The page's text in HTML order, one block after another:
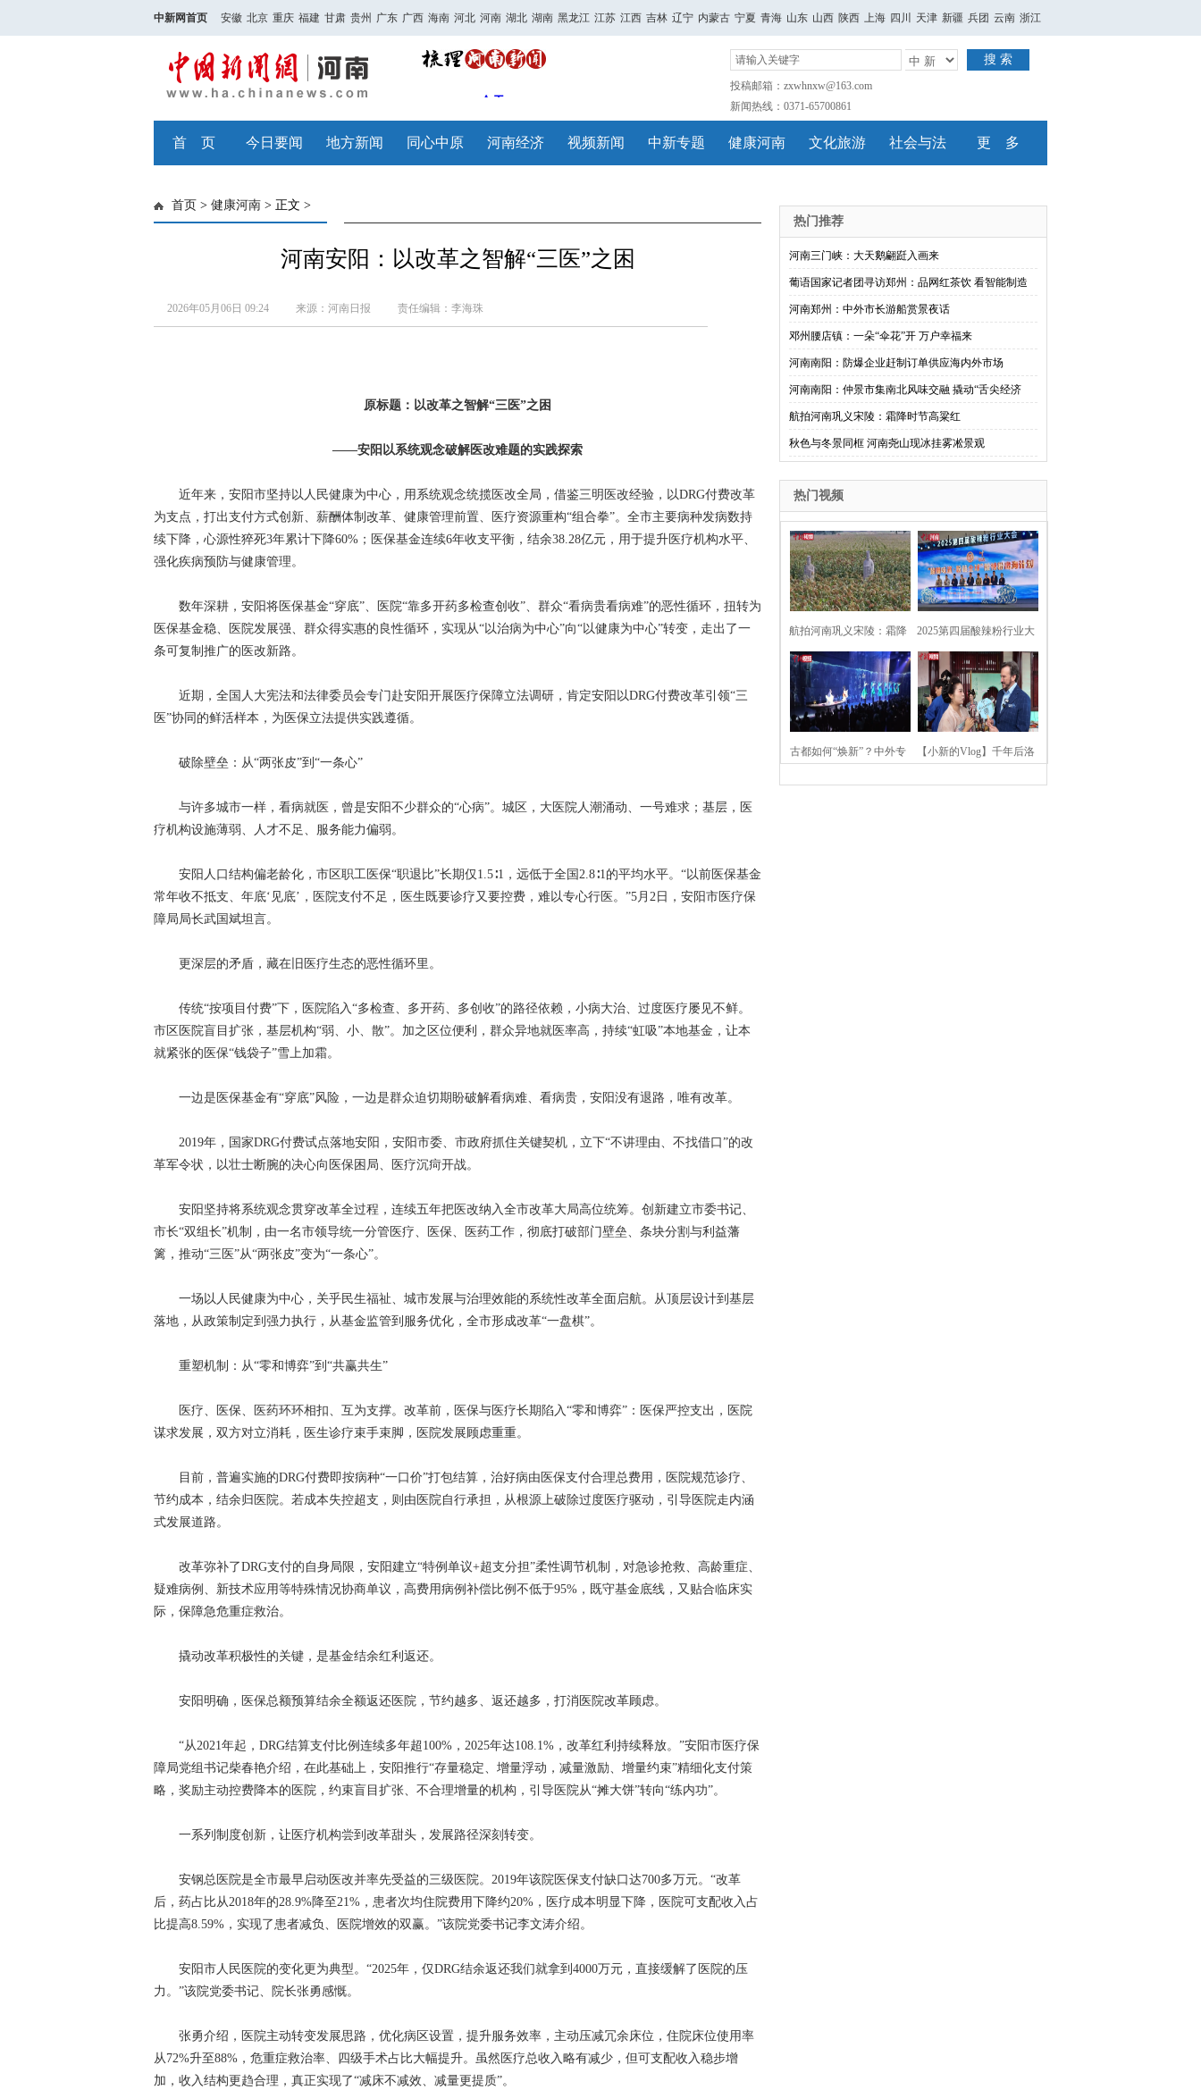
中新网首页 安徽 北京 重庆 福建 甘肃 贵州 广东 广西 海南 河北 河南 湖北 湖南 黑龙江 江苏 江西 吉林 辽宁 内蒙古 宁夏 青海 山东 山西 陕西 上海 四川 天津 新疆 兵团 云南 浙江
搜 索
投稿邮箱：zxwhnxw@163.com
新闻热线：0371-65700861
首 页 今日要闻 地方新闻 同心中原 河南经济 视频新闻 中新专题 健康河南 文化旅游 社会与法 更 多
首页 > 健康河南 > 正文 >
河南安阳：以改革之智解“三医”之困
2026年05月06日 09:24 来源：河南日报 责任编辑：李海珠
原标题：以改革之智解“三医”之困
——安阳以系统观念破解医改难题的实践探索
近年来，安阳市坚持以人民健康为中心，用系统观念统揽医改全局，借鉴三明医改经验，以DRG付费改革
为支点，打出支付方式创新、薪酬体制改革、健康管理前置、医疗资源重构“组合拳”。全市主要病种发病数持
续下降，心源性猝死3年累计下降60%；医保基金连续6年收支平衡，结余38.28亿元，用于提升医疗机构水平、
强化疾病预防与健康管理。
数年深耕，安阳将医保基金“穿底”、医院“靠多开药多检查创收”、群众“看病贵看病难”的恶性循环，扭转为
医保基金稳、医院发展强、群众得实惠的良性循环，实现从“以治病为中心”向“以健康为中心”转变，走出了一
条可复制推广的医改新路。
近期，全国人大宪法和法律委员会专门赴安阳开展医疗保障立法调研，肯定安阳以DRG付费改革引领“三
医”协同的鲜活样本，为医保立法提供实践遵循。
破除壁垒：从“两张皮”到“一条心”
与许多城市一样，看病就医，曾是安阳不少群众的“心病”。城区，大医院人潮涌动、一号难求；基层，医
疗机构设施薄弱、人才不足、服务能力偏弱。
安阳人口结构偏老龄化，市区职工医保“职退比”长期仅1.5∶1，远低于全国2.8∶1的平均水平。“以前医保基金
常年收不抵支、年底‘见底’，医院支付不足，医生既要诊疗又要控费，难以专心行医。”5月2日，安阳市医疗保
障局局长武国斌坦言。
更深层的矛盾，藏在旧医疗生态的恶性循环里。
传统“按项目付费”下，医院陷入“多检查、多开药、多创收”的路径依赖，小病大治、过度医疗屡见不鲜。
市区医院盲目扩张，基层机构“弱、小、散”。加之区位便利，群众异地就医率高，持续“虹吸”本地基金，让本
就紧张的医保“钱袋子”雪上加霜。
一边是医保基金有“穿底”风险，一边是群众迫切期盼破解看病难、看病贵，安阳没有退路，唯有改革。
2019年，国家DRG付费试点落地安阳，安阳市委、市政府抓住关键契机，立下“不讲理由、不找借口”的改
革军令状，以壮士断腕的决心向医保困局、医疗沉疴开战。
安阳坚持将系统观念贯穿改革全过程，连续五年把医改纳入全市改革大局高位统筹。创新建立市委书记、
市长“双组长”机制，由一名市领导统一分管医疗、医保、医药工作，彻底打破部门壁垒、条块分割与利益藩
篱，推动“三医”从“两张皮”变为“一条心”。
一场以人民健康为中心，关乎民生福祉、城市发展与治理效能的系统性改革全面启航。从顶层设计到基层
落地，从政策制定到强力执行，从基金监管到服务优化，全市形成改革“一盘棋”。
重塑机制：从“零和博弈”到“共赢共生”
医疗、医保、医药环环相扣、互为支撑。改革前，医保与医疗长期陷入“零和博弈”：医保严控支出，医院
谋求发展，双方对立消耗，医生诊疗束手束脚，医院发展顾虑重重。
目前，普遍实施的DRG付费即按病种“一口价”打包结算，治好病由医保支付合理总费用，医院规范诊疗、
节约成本，结余归医院。若成本失控超支，则由医院自行承担，从根源上破除过度医疗驱动，引导医院走内涵
式发展道路。
改革弥补了DRG支付的自身局限，安阳建立“特例单议+超支分担”柔性调节机制，对急诊抢救、高龄重症、
疑难病例、新技术应用等特殊情况协商单议，高费用病例补偿比例不低于95%，既守基金底线，又贴合临床实
际，保障急危重症救治。
撬动改革积极性的关键，是基金结余红利返还。
安阳明确，医保总额预算结余全额返还医院，节约越多、返还越多，打消医院改革顾虑。
“从2021年起，DRG结算支付比例连续多年超100%，2025年达108.1%，改革红利持续释放。”安阳市医疗保
障局党组书记柴春艳介绍，在此基础上，安阳推行“存量稳定、增量浮动，减量激励、增量约束”精细化支付策
略，奖励主动控费降本的医院，约束盲目扩张、不合理增量的机构，引导医院从“摊大饼”转向“练内功”。
一系列制度创新，让医疗机构尝到改革甜头，发展路径深刻转变。
安钢总医院是全市最早启动医改并率先受益的三级医院。2019年该院医保支付缺口达700多万元。“改革
后，药占比从2018年的28.9%降至21%，患者次均住院费用下降约20%，医疗成本明显下降，医院可支配收入占
比提高8.59%，实现了患者减负、医院增效的双赢。”该院党委书记李文涛介绍。
安阳市人民医院的变化更为典型。“2025年，仅DRG结余返还我们就拿到4000万元，直接缓解了医院的压
力。”该院党委书记、院长张勇感慨。
张勇介绍，医院主动转变发展思路，优化病区设置，提升服务效率，主动压减冗余床位，住院床位使用率
从72%升至88%，危重症救治率、四级手术占比大幅提升。虽然医疗总收入略有减少，但可支配收入稳步增
加，收入结构更趋合理，真正实现了“减床不减效、减量更提质”。
热门推荐
河南三门峡：大天鹅翩跹入画来
葡语国家记者团寻访郑州：品网红茶饮 看智能制造
河南郑州：中外市长游船赏景夜话
邓州腰店镇：一朵“伞花”开 万户幸福来
河南南阳：防爆企业赶制订单供应海内外市场
河南南阳：仲景市集南北风味交融 撬动“舌尖经济
航拍河南巩义宋陵：霜降时节高粱红
秋色与冬景同框 河南尧山现冰挂雾凇景观
热门视频
航拍河南巩义宋陵：霜降
时节高粱红
2025第四届酸辣粉行业大
会在河南开封举行
古都如何“焕新”？中外专 【小新的Vlog】千年后洛